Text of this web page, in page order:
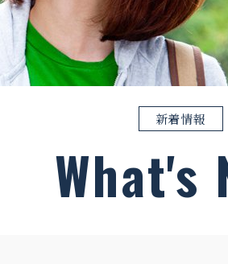
新着情報
What's